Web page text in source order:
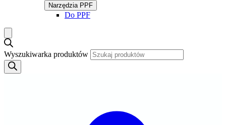
Narzędzia PPF
Do PPF
Wyszukiwarka produktów